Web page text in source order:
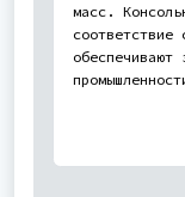
масс.
соответствие
обеспечивают